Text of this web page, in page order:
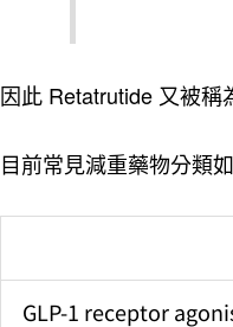
因此 Retatrutide 又被稱
目前常見減重藥物分類
GLP-1 receptor